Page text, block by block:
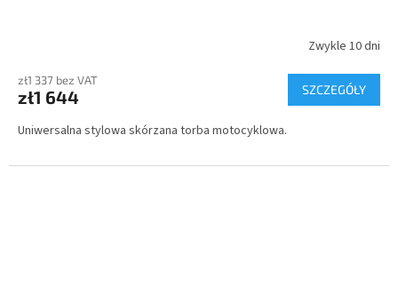
T
I
S
Zwykle 10 dni
zł1 337 bez VAT
zł1 644 SZCZEGÓŁY
Uniwersalna stylowa skórzana torba motocyklowa.